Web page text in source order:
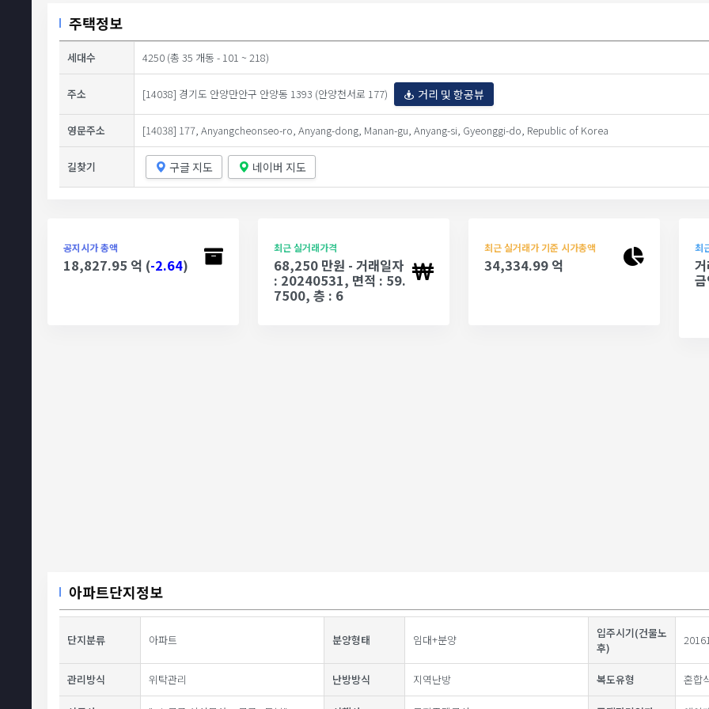
주택정보
세대수 4250 (총 35 개동 - 101 ~ 218)
주소 [14038] 경기도 안양만안구 안양동 1393 (안양천서로 177) 거리 및 항공뷰
영문주소 [14038] 177, Anyangcheonseo-ro, Anyang-dong, Manan-gu, Anyang-si, Gyeonggi-do, Republic of Korea
길찾기 구글 지도 네이버 지도
공지시가 총액
18,827.95 억 (-2.64)
최근 실거래가격
68,250 만원 - 거래일자
: 20240531, 면적 : 59.
7500, 층 : 6
최근 실거래가 기준 시가총액
34,334.99 억
최
아파트단지정보
단지분류 아파트 분양형태 임대+분양
입주시기(건물노
후)
관리방식 위탁관리 난방방식 지역난방 복도유형 혼합